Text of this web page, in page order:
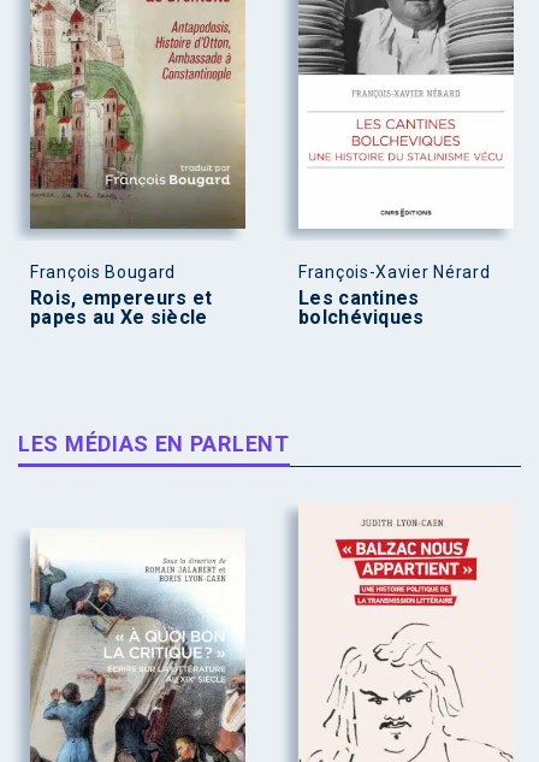
François Bougard
Rois, empereurs et
papes au Xe siècle
François-Xavier Nérard
Les cantines
bolchéviques
LES MÉDIAS EN PARLENT